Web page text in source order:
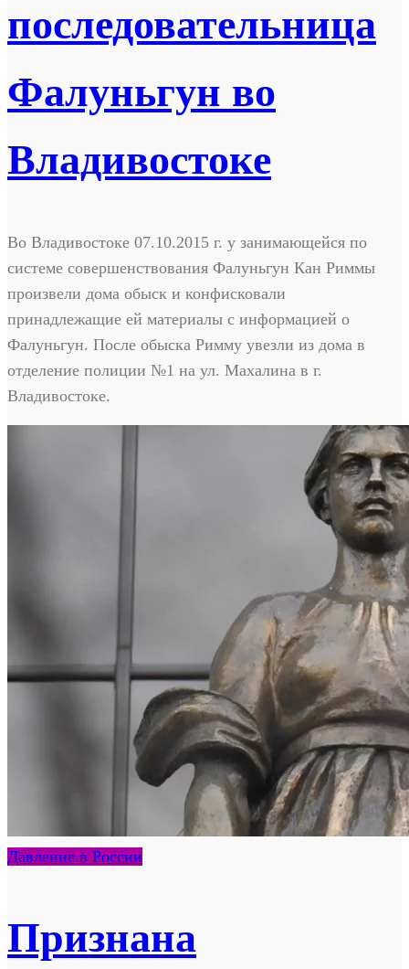
последовательница
Фалуньгун во
Владивостоке
Во Владивостоке 07.10.2015 г. у занимающейся по
системе совершенствования Фалуньгун Кан Риммы
произвели дома обыск и конфисковали
принадлежащие ей материалы с информацией о
Фалуньгун. После обыска Римму увезли из дома в
отделение полиции №1 на ул. Махалина в г.
Владивостоке.
Давление в России
Признана